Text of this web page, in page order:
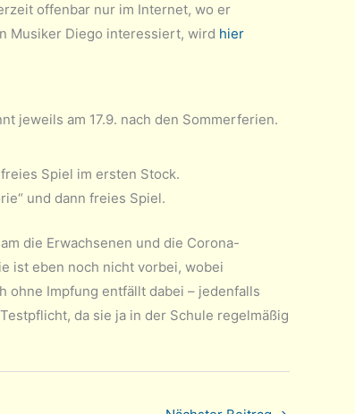
offenbar nur im Internet, wo er
Musiker Diego interessiert, wird hier
jeweils am 17.9. nach den Sommerferien.
Spiel im ersten Stock.
und dann freies Spiel.
die Erwachsenen und die Corona-
ist eben noch nicht vorbei, wobei
ohne Impfung entfällt dabei – jedenfalls
da sie ja in der Schule regelmäßig